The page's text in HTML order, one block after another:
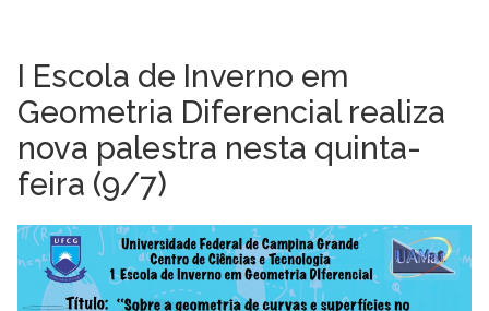
I Escola de Inverno em
Geometria Diferencial realiza
nova palestra nesta quinta-
feira (9/7)